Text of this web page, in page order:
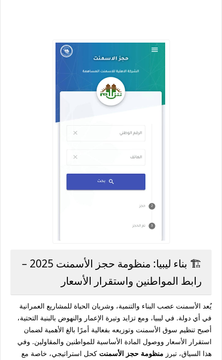
🏗️ بناء ليبيا: منظومة حجز الأسمنت 2025 –
رابط المواطنين واستقرار الأسعار
يُعد الأسمنت عصب البناء والتنمية، وشريان الحياة للمشاريع العمرانية
في أي دولة. في ليبيا، ومع تزايد وتيرة الإعمار والنهوض بالبنية التحتية،
أصبح تنظيم سوق الأسمنت وتوزيعه بفعالية أمرًا بالغ الأهمية لضمان
استقرار الأسعار ووصول المادة الأساسية للمواطنين والمقاولين. وفي
هذا السياق، تبرز منظومة حجز الأسمنت كحل استراتيجي، خاصة مع